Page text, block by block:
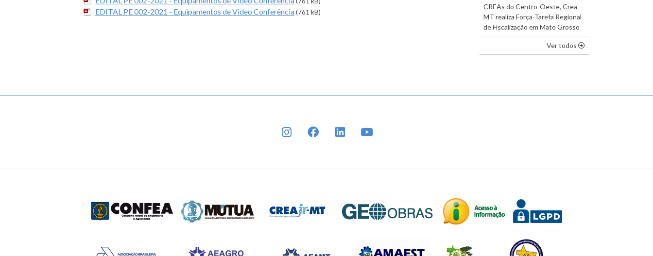
EDITAL PE 002-2021 - Equipamentos de Video Conferência(761 kB)
CREAs do Centro-Oeste, Crea-
MT realiza Força-Tarefa Regional
de Fiscalização em Mato Grosso
Ver todos os destaques
INSTAGRAMFACEBOOKLINKEDIN